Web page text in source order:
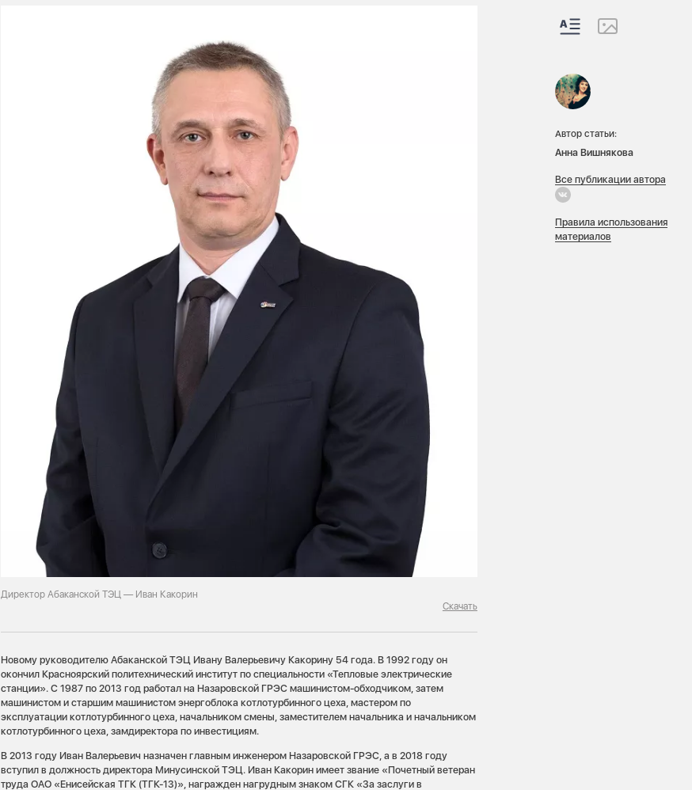
Директор Абаканской ТЭЦ — Иван Какорин
Скачать
Новому руководителю Абаканской ТЭЦ Ивану Валерьевичу Какорину 54 года. В 1992 году он
окончил Красноярский политехнический институт по специальности «Тепловые электрические
станции». С 1987 по 2013 год работал на Назаровской ГРЭС машинистом-обходчиком, затем
машинистом и старшим машинистом энергоблока котлотурбинного цеха, мастером по
эксплуатации котлотурбинного цеха, начальником смены, заместителем начальника и начальником
котлотурбинного цеха, замдиректора по инвестициям.
В 2013 году Иван Валерьевич назначен главным инженером Назаровской ГРЭС, а в 2018 году
вступил в должность директора Минусинской ТЭЦ. Иван Какорин имеет звание «Почетный ветеран
труда ОАО «Енисейская ТГК (ТГК-13)», награжден нагрудным знаком СГК «За заслуги в
Автор статьи:
Анна Вишнякова
Все публикации автора
Правила использования
материалов